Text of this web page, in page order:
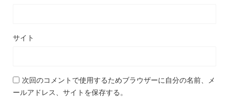
サイト
次回のコメントで使用するためブラウザーに自分の名前、メ
ールアドレス、サイトを保存する。